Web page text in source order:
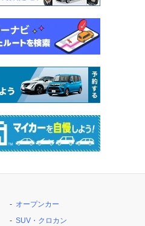
オープンカー
SUV・クロカン